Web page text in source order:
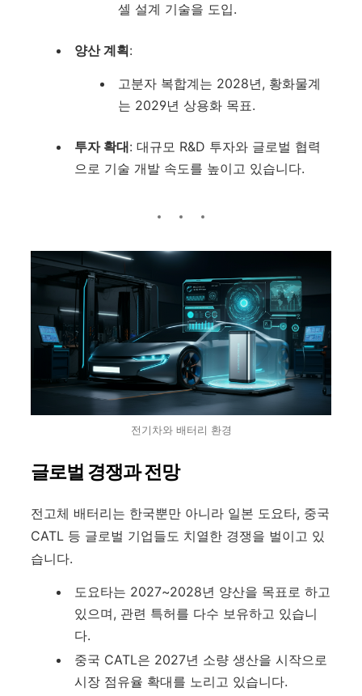
셀 설계 기술을 도입.
양산 계획:
고분자 복합계는 2028년, 황화물계
는 2029년 상용화 목표.
투자 확대: 대규모 R&D 투자와 글로벌 협력
으로 기술 개발 속도를 높이고 있습니다.
전기차와 배터리 환경
글로벌 경쟁과 전망
전고체 배터리는 한국뿐만 아니라 일본 도요타, 중국
CATL 등 글로벌 기업들도 치열한 경쟁을 벌이고 있
습니다.
도요타는 2027~2028년 양산을 목표로 하고
있으며, 관련 특허를 다수 보유하고 있습니
다.
중국 CATL은 2027년 소량 생산을 시작으로
시장 점유율 확대를 노리고 있습니다.